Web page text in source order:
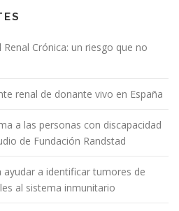
Crónica: un riesgo que no
renal de donante vivo en España
a las personas con discapacidad
de Fundación Randstad
a identificar tumores de
al sistema inmunitario